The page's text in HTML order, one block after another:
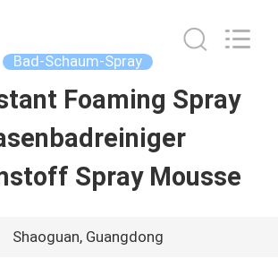
Bad-Schaum-Spray
Foaming Spray
Spray Mousse
Shaoguan, Guangdong